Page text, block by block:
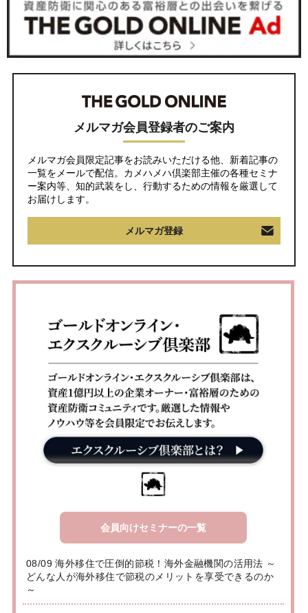
メルマガ会員登録者のご案内
メルマガ会員限定記事をお読みいただける他、新着記事の
一覧をメールで配信。カメハメハ倶楽部主催の各種セミナ
ー案内等、知的武装をし、行動するための情報を厳選して
お届けします。
メルマガ登録
会員向けセミナーの一覧
08/09 海外移住で圧倒的節税！海外金融機関の活用法 ～
どんな人が海外移住で節税のメリットを享受できるのか
～